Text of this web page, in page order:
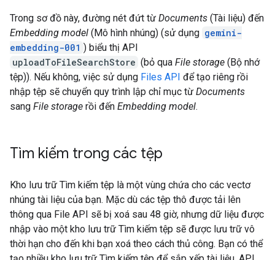
Trong sơ đồ này, đường nét đứt từ Documents (Tài liệu) đến
Embedding model (Mô hình nhúng) (sử dụng gemini-
embedding-001 ) biểu thị API
uploadToFileSearchStore (bỏ qua File storage (Bộ nhớ
tệp)). Nếu không, việc sử dụng Files API để tạo riêng rồi
nhập tệp sẽ chuyển quy trình lập chỉ mục từ Documents
sang File storage rồi đến Embedding model.
Tìm kiếm trong các tệp
Kho lưu trữ Tìm kiếm tệp là một vùng chứa cho các vectơ
nhúng tài liệu của bạn. Mặc dù các tệp thô được tải lên
thông qua File API sẽ bị xoá sau 48 giờ, nhưng dữ liệu được
nhập vào một kho lưu trữ Tìm kiếm tệp sẽ được lưu trữ vô
thời hạn cho đến khi bạn xoá theo cách thủ công. Bạn có thể